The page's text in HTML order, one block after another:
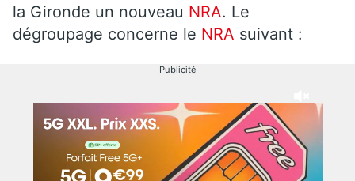
la Gironde un nouveau NRA. Le
dégroupage concerne le NRA suivant :
Publicité